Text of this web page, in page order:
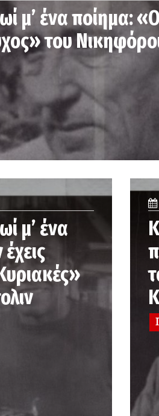
μ’ ένα ποίημα:
του
μ’ ένα